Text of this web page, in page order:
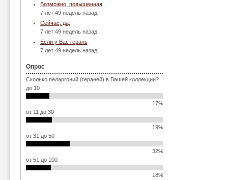
Возможно, повышенная
7 лет 49 недель назад
Сейчас, да,
7 лет 49 недель назад
Если у Вас герань
7 лет 49 недель назад
Опрос
Сколько пеларгоний (гераней) в Вашей коллекции?
до 10
17%
от 11 до 30
19%
от 31 до 50
32%
от 51 до 100
18%